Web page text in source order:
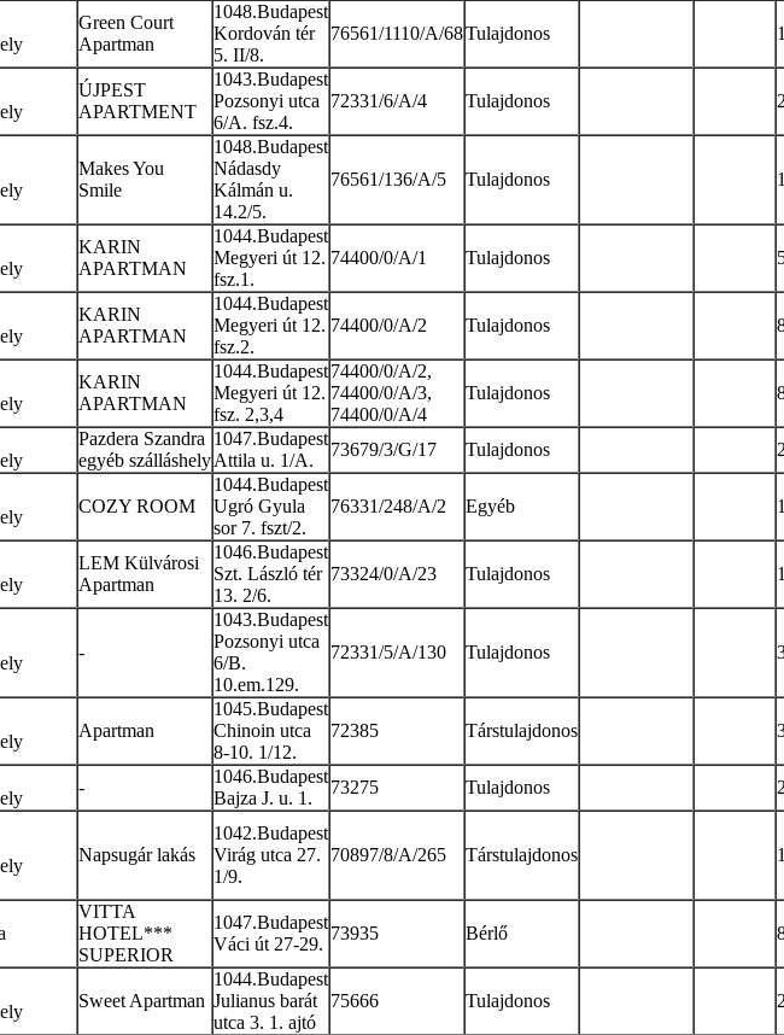
Green Court
Apartman
1048.Budapest
Kordován tér
5. II/8.
76561/1110/A/68Tulajdonos
ÚJPEST
APARTMENT
1043.Budapest
Pozsonyi utca
6/A. fsz.4.
72331/6/A/4 Tulajdonos
Makes You
Smile
1048.Budapest
Nádasdy
Kálmán u.
14.2/5.
76561/136/A/5 Tulajdonos
KARIN
APARTMAN
1044.Budapest
Megyeri út 12.
fsz.1.
74400/0/A/1 Tulajdonos
KARIN
APARTMAN
1044.Budapest
Megyeri út 12.
fsz.2.
74400/0/A/2 Tulajdonos
KARIN
APARTMAN
1044.Budapest
Megyeri út 12.
fsz. 2,3,4
74400/0/A/2,
74400/0/A/3,
74400/0/A/4
Tulajdonos
Pazdera Szandra
egyéb szálláshely
1047.Budapest
Attila u. 1/A.
73679/3/G/17 Tulajdonos
COZY ROOM
1044.Budapest
Ugró Gyula
sor 7. fszt/2.
76331/248/A/2 Egyéb
LEM Külvárosi
Apartman
1046.Budapest
Szt. László tér
13. 2/6.
73324/0/A/23 Tulajdonos
-
1043.Budapest
Pozsonyi utca
6/B.
10.em.129.
72331/5/A/130 Tulajdonos
Apartman
1045.Budapest
Chinoin utca
8-10. 1/12.
72385 Társtulajdonos
-
1046.Budapest
Bajza J. u. 1.
73275 Tulajdonos
Napsugár lakás
1042.Budapest
Virág utca 27.
1/9.
70897/8/A/265 Társtulajdonos
VITTA
HOTEL***
SUPERIOR
1047.Budapest
Váci út 27-29.
73935 Bérlő
Sweet Apartman
1044.Budapest
Julianus barát
utca 3. 1. ajtó
75666 Tulajdonos